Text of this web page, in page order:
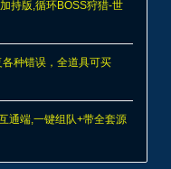
持版,循环BOSS狩猎-世
种错误，全道具可买
通端,一键组队+带全套源